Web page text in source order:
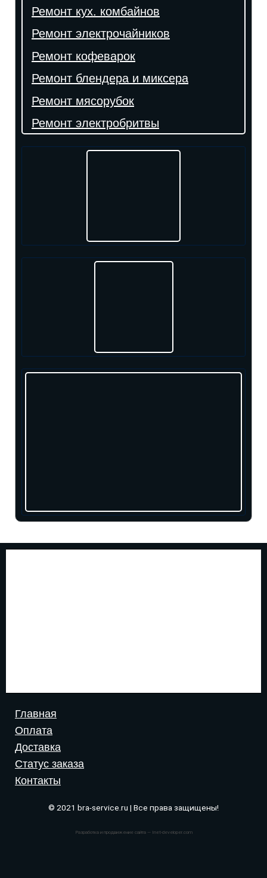
Ремонт кух. комбайнов
Ремонт электрочайников
Ремонт кофеварок
Ремонт блендера и миксера
Ремонт мясорубок
Ремонт электробритвы
Главная
Оплата
Доставка
Статус заказа
Контакты
© 2021 bra-service.ru | Все права защищены!
Разработка и продвижение сайта — Inet-developer.com